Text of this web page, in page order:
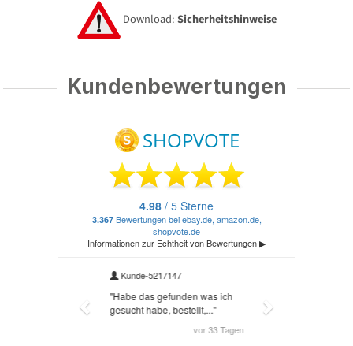
Download:Sicherheitshinweise
Kundenbewertungen